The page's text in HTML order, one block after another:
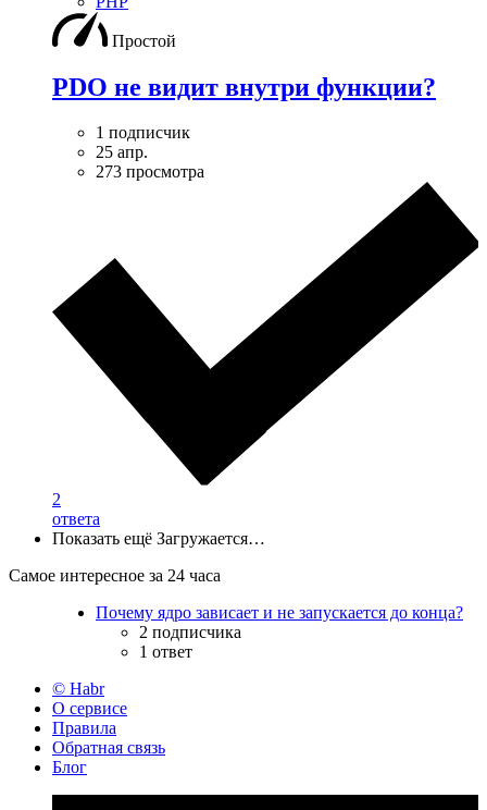
Простой
PDO не видит внутри функции?
1 подписчик
25 апр.
273 просмотра
2
ответа
Показать ещё Загружается…
Самое интересное за 24 часа
Почему ядро зависает и не запускается до конца?
2 подписчика
1 ответ
© Habr
О сервисе
Правила
Обратная связь
Блог